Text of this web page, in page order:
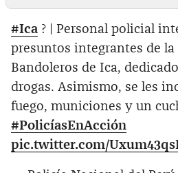
#Ica ? | Personal policial
presuntos integrantes de
Bandoleros de Ica,
drogas. Asimismo, se les
fuego, municiones y un
#PolicíasEnAcción
pic.twitter.com/